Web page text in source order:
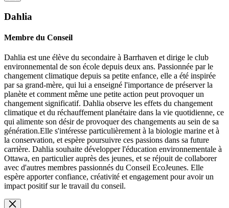
Dahlia
Membre du Conseil
Dahlia est une élève du secondaire à Barrhaven et dirige le club
environnemental de son école depuis deux ans. Passionnée par le
changement climatique depuis sa petite enfance, elle a été inspirée
par sa grand-mère, qui lui a enseigné l'importance de préserver la
planète et comment même une petite action peut provoquer un
changement significatif. Dahlia observe les effets du changement
climatique et du réchauffement planétaire dans la vie quotidienne, ce
qui alimente son désir de provoquer des changements au sein de sa
génération.Elle s'intéresse particulièrement à la biologie marine et à
la conservation, et espère poursuivre ces passions dans sa future
carrière. Dahlia souhaite développer l'éducation environnementale à
Ottawa, en particulier auprès des jeunes, et se réjouit de collaborer
avec d'autres membres passionnés du Conseil EcoJeunes. Elle
espère apporter confiance, créativité et engagement pour avoir un
impact positif sur le travail du conseil.